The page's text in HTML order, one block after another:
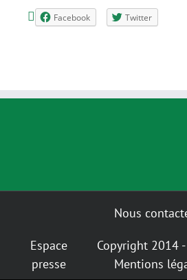
Facebook Twitter
Nous
Espace
presse
Copyright 2014
Mentions